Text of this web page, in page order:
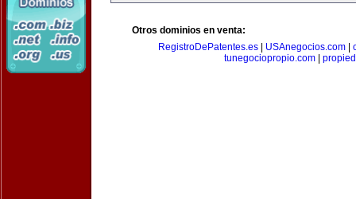
Otros dominios en venta:
RegistroDePatentes.es
USAnegocios.com
tunegociopropio.com|